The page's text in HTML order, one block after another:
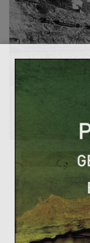
MONDE ET
Lucas MAUBERT
La
L’idée de
défi